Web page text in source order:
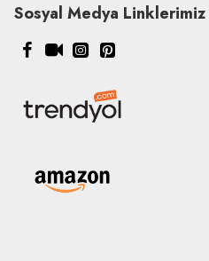
Sosyal Medya Linklerimiz